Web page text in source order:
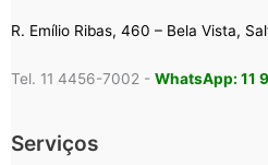
R. Emílio Ribas, 460 – Bela Vista,
Tel. 11 4456-7002 - WhatsApp: 11
Serviços